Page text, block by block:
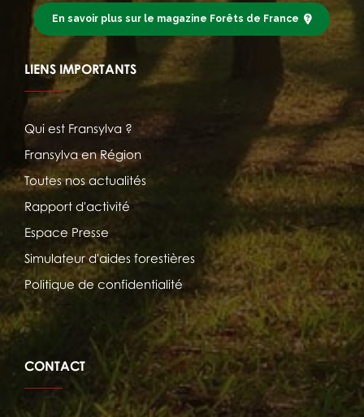
En savoir plus sur le magazine Forêts de France
LIENS IMPORTANTS
Qui est Fransylva ?
Fransylva en Région
Toutes nos actualités
Rapport d'activité
Espace Presse
Simulateur d'aides forestières
Politique de confidentialité
CONTACT